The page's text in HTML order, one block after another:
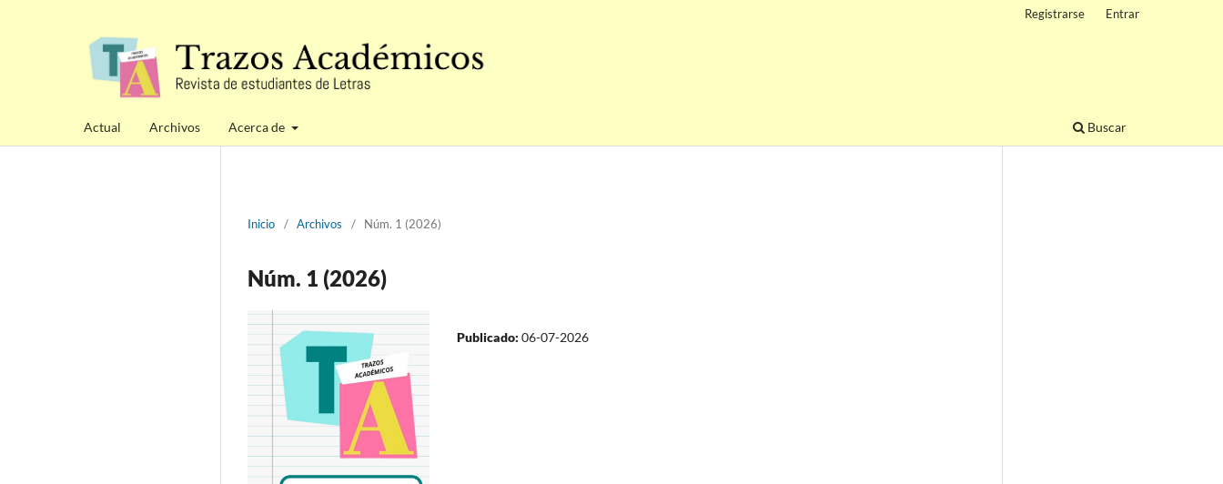
Actual Archivos Acerca de Buscar
Registrarse Entrar
Inicio / Archivos / Núm. 1 (2026)
Núm. 1 (2026)
Publicado: 06-07-2026